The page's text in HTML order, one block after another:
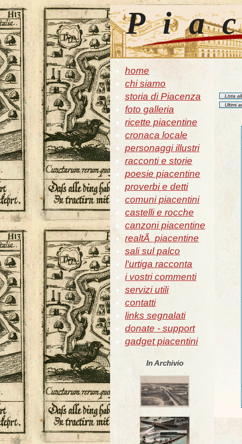
home
chi siamo
storia di Piacenza
foto galleria
ricette piacentine
cronaca locale
personaggi illustri
racconti e storie
poesie piacentine
proverbi e detti
comuni piacentini
castelli e rocche
canzoni piacentine
realtÃ piacentine
sali sul palco
l'urtiga racconta
i vostri commenti
servizi utili
contatti
links segnalati
donate - support
gadget piacentini
In Archivio
Lista
Ultimi